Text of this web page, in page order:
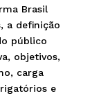
Brasil
a definição
público
objetivos,
carga
e